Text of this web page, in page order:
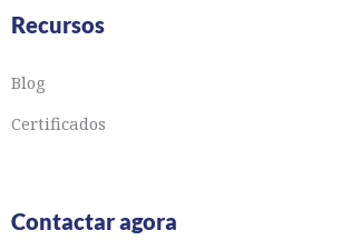
Recursos
Blog
Certificados
Contactar agora